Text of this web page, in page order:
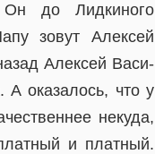
до Лидкиного
зовут Алексей
Алексей Васи-
А оказалось, что у
некуда,
и платный.